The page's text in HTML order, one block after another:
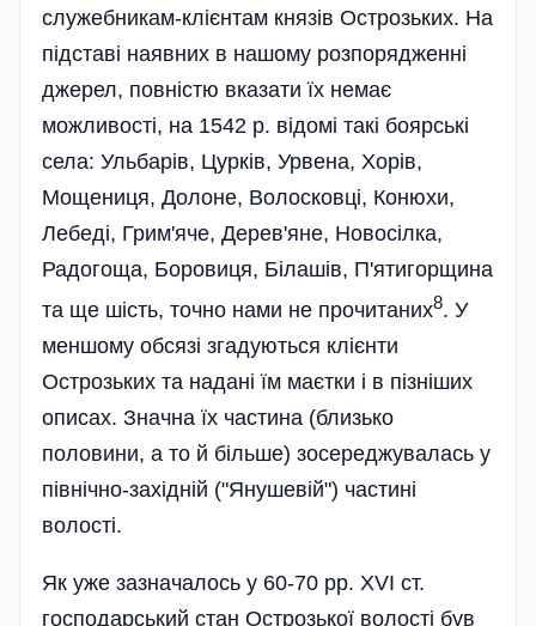
служебникам-клієнтам князів Острозьких. На
підставі наявних в нашому розпорядженні
джерел, повністю вказати їх немає
можливості, на 1542 р. відомі такі боярські
села: Ульбарів, Цурків, Урвена, Хорів,
Мощениця, Долоне, Волосковці, Конюхи,
Лебеді, Грим'яче, Дерев'яне, Новосілка,
Радогоща, Боровиця, Білашів, П'ятигорщина
та ще шість, точно нами не прочитаних8. У
меншому обсязі згадуються клієнти
Острозьких та надані їм маєтки і в пізніших
описах. Значна їх частина (близько
половини, а то й більше) зосереджувалась у
північно-західній ("Янушевій") частині
волості.
Як уже зазначалось у 60-70 pp. ХVІ ст.
господарський стан Острозької волості був